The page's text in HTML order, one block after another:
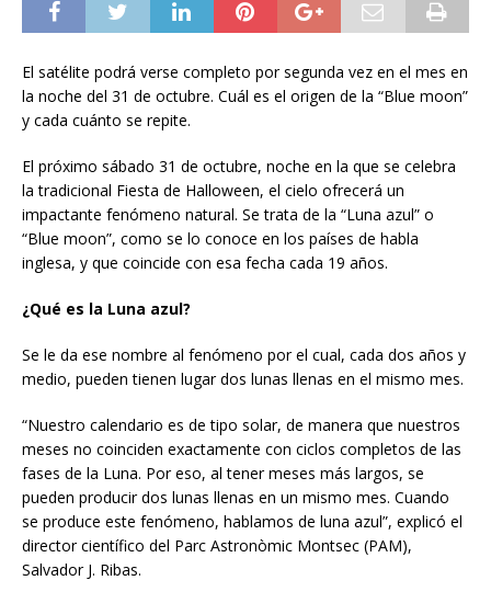
El satélite podrá verse completo por segunda vez en el mes en
la noche del 31 de octubre. Cuál es el origen de la “Blue moon”
y cada cuánto se repite.
El próximo sábado 31 de octubre, noche en la que se celebra
la tradicional Fiesta de Halloween, el cielo ofrecerá un
impactante fenómeno natural. Se trata de la “Luna azul” o
“Blue moon”, como se lo conoce en los países de habla
inglesa, y que coincide con esa fecha cada 19 años.
¿Qué es la Luna azul?
Se le da ese nombre al fenómeno por el cual, cada dos años y
medio, pueden tienen lugar dos lunas llenas en el mismo mes.
“Nuestro calendario es de tipo solar, de manera que nuestros
meses no coinciden exactamente con ciclos completos de las
fases de la Luna. Por eso, al tener meses más largos, se
pueden producir dos lunas llenas en un mismo mes. Cuando
se produce este fenómeno, hablamos de luna azul”, explicó el
director científico del Parc Astronòmic Montsec (PAM),
Salvador J. Ribas.